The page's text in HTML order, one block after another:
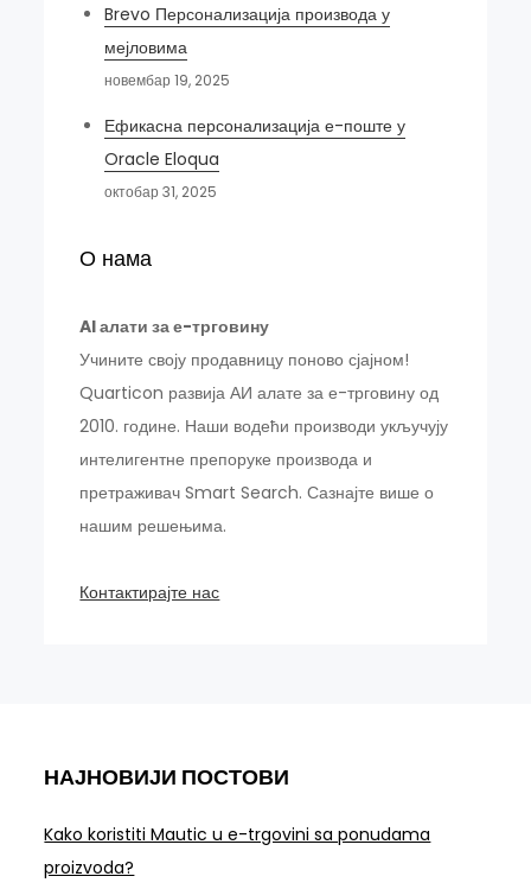
Brevo Персонализација производа у
мејловима
новембар 19, 2025
Ефикасна персонализација е-поште у
Oracle Eloqua
октобар 31, 2025
О нама
AI алати за е-трговину
Учините своју продавницу поново сјајном!
Quarticon развија АИ алате за е-трговину од
2010. године. Наши водећи производи укључују
интелигентне препоруке производа и
претраживач Smart Search. Сазнајте више о
нашим решењима.
Контактирајте нас
НАЈНОВИЈИ ПОСТОВИ
Kako koristiti Mautic u e-trgovini sa ponudama
proizvoda?